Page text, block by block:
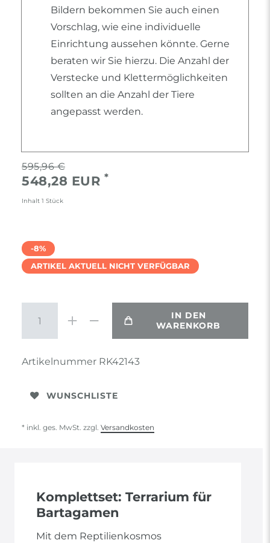
Bildern bekommen Sie auch einen
Vorschlag, wie eine individuelle
Einrichtung aussehen könnte. Gerne
beraten wir Sie hierzu. Die Anzahl der
Verstecke und Klettermöglichkeiten
sollten an die Anzahl der Tiere
angepasst werden.
595,96 €
548,28 EUR *
Inhalt 1 Stück
-8%
ARTIKEL AKTUELL NICHT VERFÜGBAR
IN DEN
WARENKORB
Artikelnummer RK42143
WUNSCHLISTE
* inkl. ges. MwSt. zzgl. Versandkosten
Komplettset: Terrarium für
Bartagamen
Mit dem Reptilienkosmos